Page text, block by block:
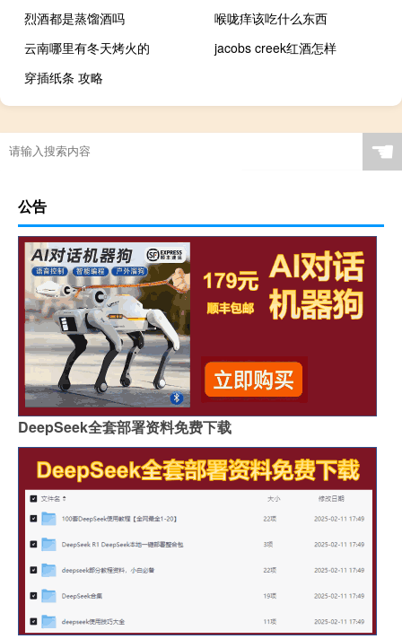
烈酒都是蒸馏酒吗
喉咙痒该吃什么东西
云南哪里有冬天烤火的
jacobs creek红酒怎样
穿插纸条 攻略
☚
公告
DeepSeek全套部署资料免费下载